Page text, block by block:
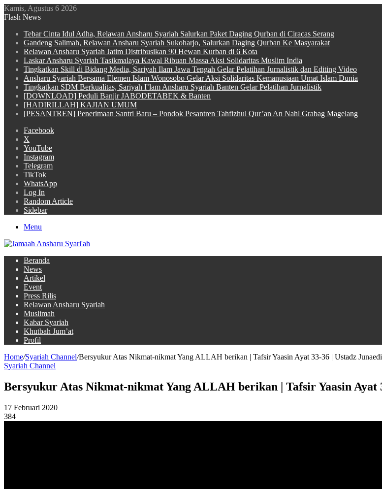
Kamis, Agustus 6 2026
Flash News
Tebar Cinta Idul Adha, Relawan Ansharu Syariah Salurkan Paket Daging Qurban di Ciracas Serang
Gandeng Salimah, Relawan Ansharu Syariah Sukoharjo, Salurkan Daging Qurban Ke Masyarakat
Relawan Ansharu Syariah Jatim Distribusikan 90 Hewan Kurban di 6 Kota
Laskar Ansharu Syariah Tasikmalaya Kawal Ribuan Massa Aksi Solidaritas Muslim India
Tingkatkan Skill di Bidang Media, Sariyah Ilam Jawa Tengah Gelar Pelatihan Jurnalistik dan Editing Video
Ansharu Syariah Bersama Elemen Islam Wonosobo Gelar Aksi Solidaritas Kemanusiaan Umat Islam Dunia
Tingkatkan SDM Berkualitas, Sariyah I’lam Ansharu Syariah Banten Gelar Pelatihan Jurnalistik
[DOWNLOAD] Peduli Banjir JABODETABEK & Banten
[HADIRILLAH] KAJIAN UMUM
[PESANTREN] Penerimaan Santri Baru – Pondok Pesantren Tahfizhul Qur’an An Nahl Grabag Magelang
Facebook
X
YouTube
Instagram
Telegram
TikTok
WhatsApp
Log In
Random Article
Sidebar
Menu
Beranda
News
Artikel
Event
Press Rilis
Relawan Ansharu Syariah
Muslimah
Kabar Syariah
Khutbah Jum’at
Profil
Home/Syariah Channel/Bersyukur Atas Nikmat-nikmat Yang ALLAH berikan | Tafsir Yaasin Ayat 33-36 | Ustadz
Syariah Channel
Bersyukur Atas Nikmat-nikmat Yang ALLAH berikan | Tafsir Yaasin Ayat
17 Februari 2020
384